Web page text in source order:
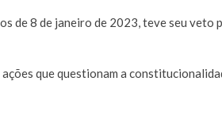
de 8 de janeiro de 2023, teve seu veto
que questionam a